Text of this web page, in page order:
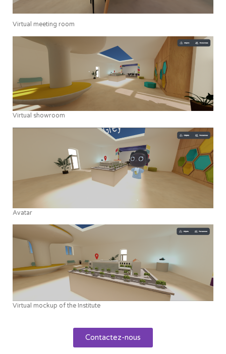
Virtual meeting room
Virtual showroom
Avatar
Virtual mockup of the Institute
Contactez-nous